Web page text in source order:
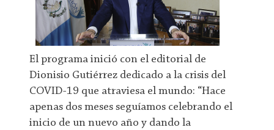
El programa inició con el editorial de
Dionisio Gutiérrez dedicado a la crisis del
COVID-19 que atraviesa el mundo: “Hace
apenas dos meses seguíamos celebrando el
inicio de un nuevo año y dando la